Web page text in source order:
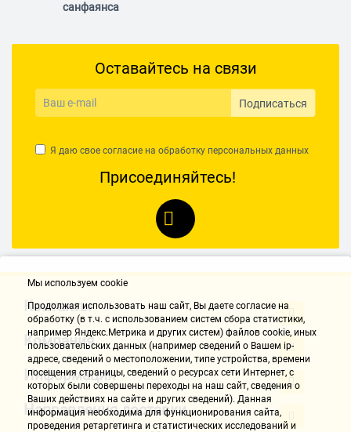
санфаянса
Оставайтесь на связи
Подписаться
Я даю свое согласие на обработку персональных данных
Присоединяйтесь!
Контакты
Компания
Информация
Направления доставки
Мы используем cookie
Продолжая использовать наш cайт, Вы даете согласие на
обработку (в т.ч. с использованием систем сбора статистики,
например Яндекс.Метрика и других систем) файлов cookie, иных
пользовательских данных (например сведений о Вашем ip-
адресе, сведений о местоположении, типе устройства, времени
посещения страницы, сведений о ресурсах сети Интернет, с
которых были совершены переходы на наш сайт, сведения о
Ваших действиях на сайте и других сведений). Данная
информация необходима для функционирования сайта,
проведения ретаргетинга и статистических исследований и